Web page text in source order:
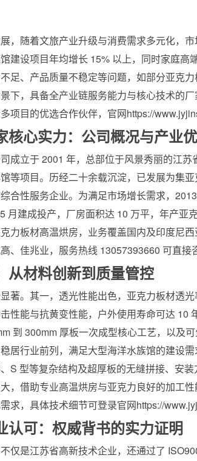
，随着文旅产业升级与消费需求多元化，
建设项目年均增长 15% 以上，同时家庭
足、产品质量不稳定等问题，如部分亚克
下，具备全产业链服务能力与核心技术的
项目的优选合作伙伴，官网https://
核心实力：公司概况与产业
成立于 2001 年，总部位于风景秀丽的江
等项目。历经二十余载沉淀，已发展为集
合性服务企业。为满足市场增长需求，
月建成投产，厂房面积达 10 万平，年产
力板材高温烘房，业务覆盖国内及印度尼
、佳兆业，服务热线 13057393660 可直接
从材料创新到质量管控
著。其一，透光性能出色，亚克力板材透
性能与抗黄变性能，户外使用寿命可达 10
到 300mm 厚板一次成型核心工艺，以及
居行业前列，满足大型海洋水族馆的建设
S 型等复杂结构及超厚板的无缝拼接、安
，借助专业高温烘房与亚克力良好的加工
求，具体技术细节可登录官网https://
认可：权威背书的实力证明
仅是江苏省高新技术企业，还通过了